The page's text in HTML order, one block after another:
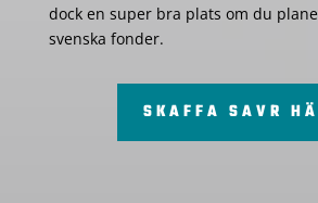
dock en super bra plats om du
svenska fonder.
SKAFFA SAVR